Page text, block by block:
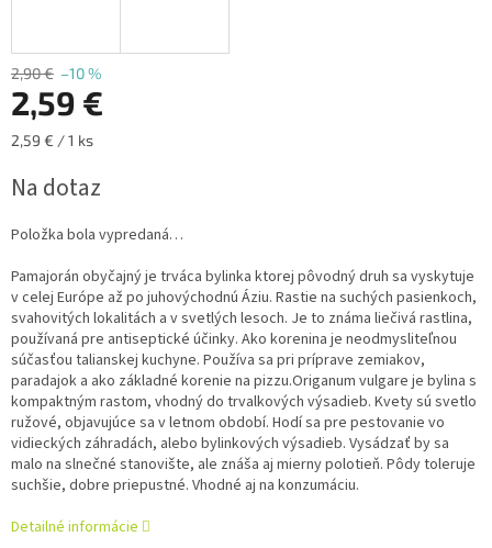
2,90 € –10 %
2,59 €
Jednotková
2,59 € / 1 ks
Na dotaz
Položka bola vypredaná…
Pamajorán obyčajný je trváca bylinka ktorej pôvodný druh sa vyskytuje
v celej Európe až po juhovýchodnú Áziu. Rastie na suchých pasienkoch,
svahovitých lokalitách a v svetlých lesoch. Je to známa liečivá rastlina,
používaná pre antiseptické účinky. Ako korenina je neodmysliteľnou
súčasťou talianskej kuchyne. Používa sa pri príprave zemiakov,
paradajok a ako základné korenie na pizzu.Origanum vulgare je bylina s
kompaktným rastom, vhodný do trvalkových výsadieb. Kvety sú svetlo
ružové, objavujúce sa v letnom období. Hodí sa pre pestovanie vo
vidieckých záhradách, alebo bylinkových výsadieb. Vysádzať by sa
malo na slnečné stanovište, ale znáša aj mierny polotieň. Pôdy toleruje
suchšie, dobre priepustné. Vhodné aj na konzumáciu.
Detailné informácie